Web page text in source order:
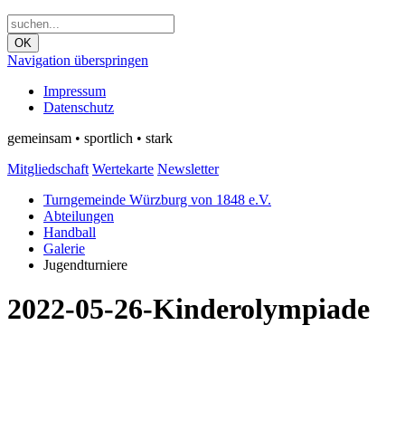
OK
Navigation überspringen
Impressum
Datenschutz
gemeinsam • sportlich • stark
Mitgliedschaft Wertekarte Newsletter
Turngemeinde Würzburg von 1848 e.V.
Abteilungen
Handball
Galerie
Jugendturniere
2022-05-26-Kinderolympiade